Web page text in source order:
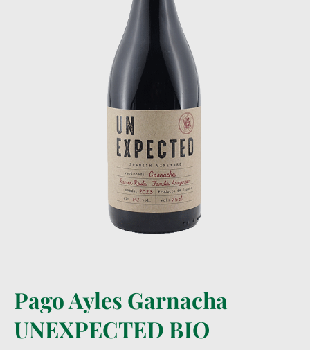
Pago Ayles Garnacha
UNEXPECTED BIO